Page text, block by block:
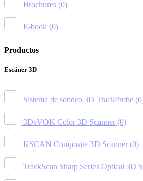
Brochures (0)
E-book (0)
Productos
Escáner 3D
Sistema de sondeo 3D TrackProbe
3DeVOK Color 3D Scanner (0)
KSCAN Composite 3D Scanner (0)
TrackScan Sharp Series Optical 3D